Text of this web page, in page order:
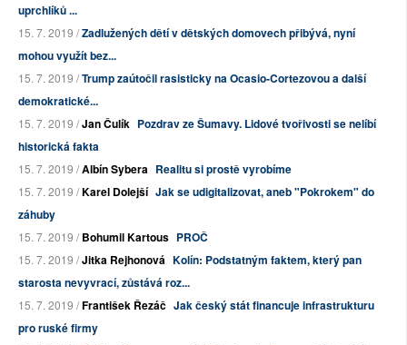
uprchlíků ...
15. 7. 2019 /Zadlužených dětí v dětských domovech přibývá, nyní
mohou využít bez...
15. 7. 2019 /Trump zaútočil rasisticky na Ocasio-Cortezovou a další
demokratické...
15. 7. 2019 /Jan Čulík Pozdrav ze Šumavy. Lidové tvořivosti se nelíbí
historická fakta
15. 7. 2019 /Albín Sybera Realitu si prostě vyrobíme
15. 7. 2019 /Karel Dolejší Jak se udigitalizovat, aneb "Pokrokem" do
záhuby
15. 7. 2019 /Bohumil Kartous PROČ
15. 7. 2019 /Jitka Rejhonová Kolín: Podstatným faktem, který pan
starosta nevyvrací, zůstává roz...
15. 7. 2019 /František Řezáč Jak český stát financuje infrastrukturu
pro ruské firmy